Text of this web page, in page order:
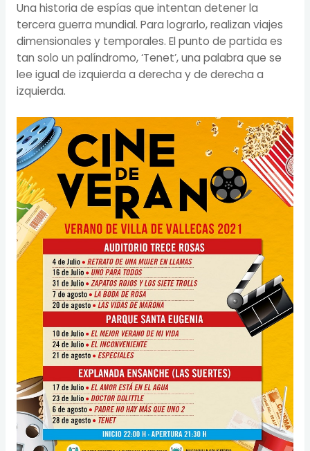
Una historia de espías que intentan detener la
tercera guerra mundial. Para lograrlo, realizan viajes
dimensionales y temporales. El punto de partida es
tan solo un palíndromo, ‘Tenet’, una palabra que se
lee igual de izquierda a derecha y de derecha a
izquierda.